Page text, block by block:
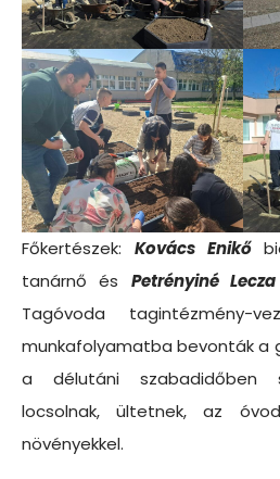
Főkertészek: Kovács Enikő
tanárnő és Petrényiné
Tagóvoda tagintézmény-
munkafolyamatba bevonták a
a délutáni szabadidőben
locsolnak, ültetnek, az
növényekkel.